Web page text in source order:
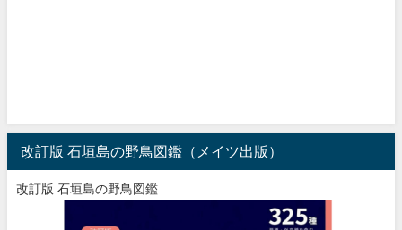
改訂版 石垣島の野鳥図鑑（メイツ出版）
改訂版 石垣島の野鳥図鑑